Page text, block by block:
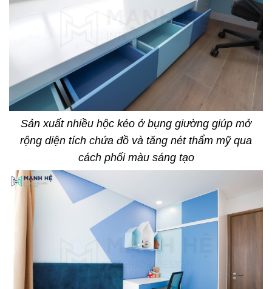
Sản xuất nhiều hộc kéo ở bụng giường giúp mở
rộng diện tích chứa đồ và tăng nét thẩm mỹ qua
cách phối màu sáng tạo